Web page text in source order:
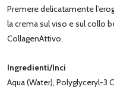
Premere delicatamente
la crema sul viso e sul collo
CollagenAttivo.
Ingredienti/Inci
Aqua (Water), Polyglyceryl-3